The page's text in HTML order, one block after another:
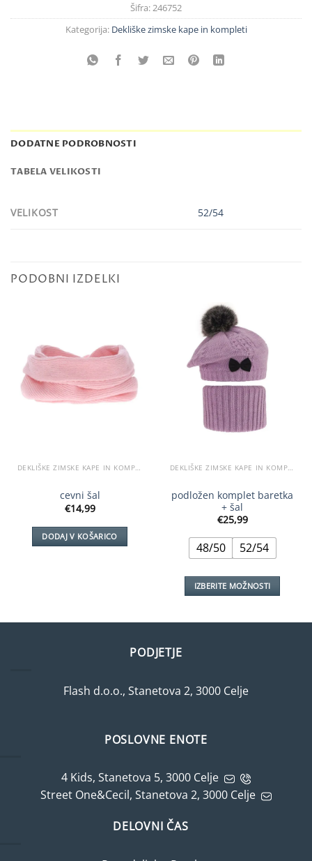
Šifra:246752
Kategorija: Dekliške zimske kape in kompleti
DODATNE PODROBNOSTI
TABELA VELIKOSTI
VELIKOST 52/54
PODOBNI IZDELKI
DEKLIŠKE ZIMSKE KAPE IN KOMPLETI
cevni šal
€14,99
DODAJ V KOŠARICO
DEKLIŠKE ZIMSKE KAPE IN KOMPLETI
podložen komplet baretka
+ šal
€25,99
48/50 52/54
IZBERITE MOŽNOSTI
lahko
PODJETJE
Flash d.o.o., Stanetova 2, 3000 Celje
POSLOVNE ENOTE
4 Kids, Stanetova 5, 3000 Celje
Street One&Cecil, Stanetova 2, 3000 Celje
DELOVNI ČAS